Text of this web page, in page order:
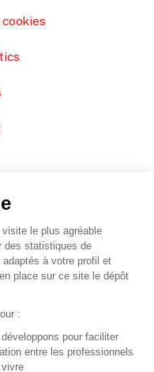
SAFI
le plus agréable
des statistiques de
à votre profil et
place sur ce site le dépôt
:
pour faciliter
entre les professionnels